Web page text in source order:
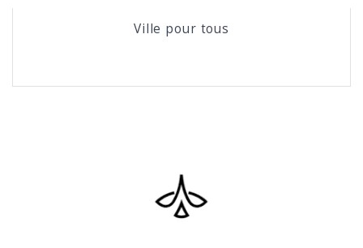
Ville pour tous